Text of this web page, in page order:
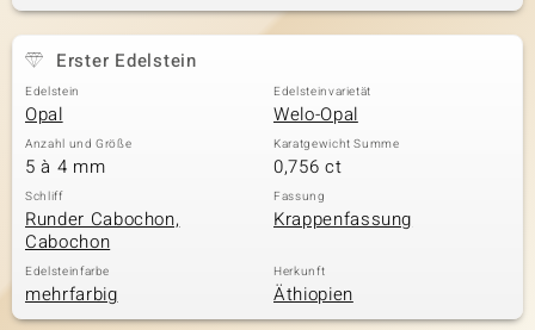
Erster Edelstein
Edelstein
Opal
Edelsteinvarietät
Welo-Opal
Anzahl und Größe
5 à 4 mm
Karatgewicht Summe
0,756 ct
Schliff
Runder Cabochon,
Cabochon
Fassung
Krappenfassung
Edelsteinfarbe
mehrfarbig
Herkunft
Äthiopien